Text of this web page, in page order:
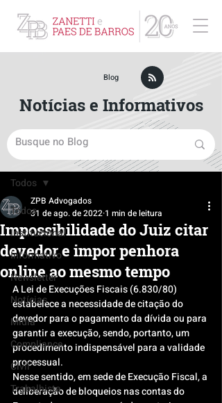
Post
Todos
Institucional
Informativo
Newsletter
Notícias
Mídia
Compliance
Civil
Trabalhista
Todos
Impossibilidade do Juiz citar
devedor e impor penhora
online ao mesmo tempo
ZPB Advogados
31 de ago. de 2022 1 min de leitura
A Lei de Execuções Fiscais (6.830/80)
estabelece a necessidade de citação do
devedor para o pagamento da dívida ou para
garantir a execução, sendo, portanto, um
procedimento indispensável para a validade
processual.
Nesse sentido, em sede de Execução Fiscal, a
deliberação de bloqueios nas contas do
Blog
Notícias e Informativos